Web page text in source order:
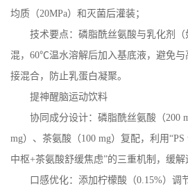
均质（20MPa）和灭菌后灌装；
技术要点：磷脂酰丝氨酸与乳化剂
混， 60℃温水溶解后加入基底液，避免与
接混合，防止乳蛋白凝聚。
提神醒脑运动饮料
协同成分设计：磷脂酰丝氨酸（200
mg）、茶氨酸（100 mg）复配，利用“PS
中枢+茶氨酸舒缓焦虑”的三重机制，缓解
口感优化：添加柠檬酸（0.15%）调